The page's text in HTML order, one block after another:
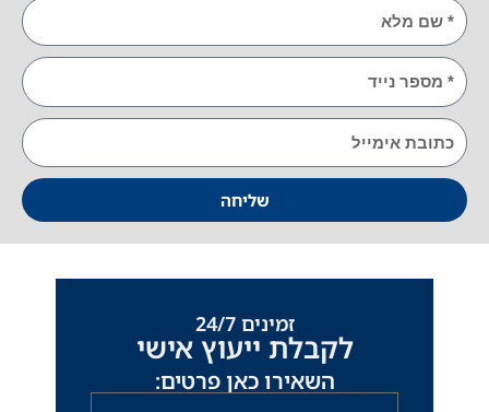
לקבלת ייעוץ אישי
השאירו כאן פרטים: